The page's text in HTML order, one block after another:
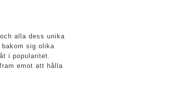
alla dess unika
sig olika
i popularitet.
emot att hålla